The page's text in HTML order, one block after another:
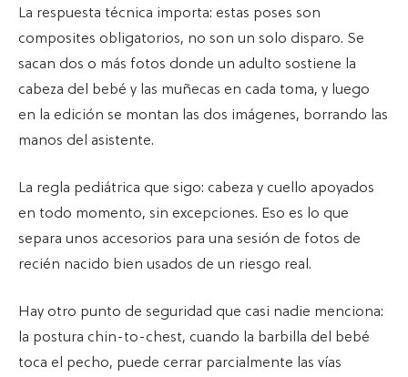
La respuesta técnica importa: estas poses son
composites obligatorios, no son un solo disparo. Se
sacan dos o más fotos donde un adulto sostiene la
cabeza del bebé y las muñecas en cada toma, y luego
en la edición se montan las dos imágenes, borrando las
manos del asistente.
La regla pediátrica que sigo: cabeza y cuello apoyados
en todo momento, sin excepciones. Eso es lo que
separa unos accesorios para una sesión de fotos de
recién nacido bien usados de un riesgo real.
Hay otro punto de seguridad que casi nadie menciona:
la postura chin-to-chest, cuando la barbilla del bebé
toca el pecho, puede cerrar parcialmente las vías